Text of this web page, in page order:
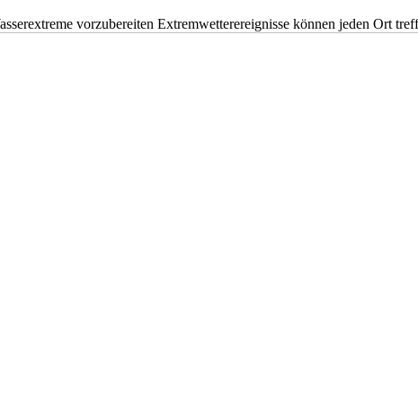
vorzubereiten Extremwetterereignisse können jeden Ort